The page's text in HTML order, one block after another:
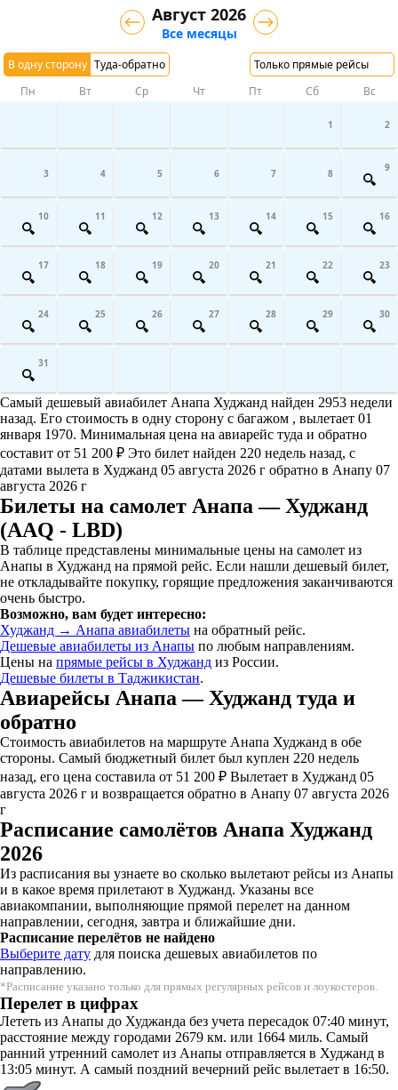
В одну сторону Туда-обратно Только прямые рейсы
Август 2026
Все месяцы
Пн Вт Ср Чт Пт Сб Вс
1 2
3 4 5 6 7 8 9
10 11 12 13 14 15 16
17 18 19 20 21 22 23
24 25 26 27 28 29 30
31
Самый дешевый авиабилет Анапа Худжанд найден 2953 недели
назад. Его стоимость в одну сторону с багажом , вылетает 01
января 1970. Минимальная цена на авиарейс туда и обратно
составит от 51 200 ₽ Это билет найден 220 недель назад, с
датами вылета в Худжанд 05 августа 2026 г обратно в Анапу 07
августа 2026 г
Билеты на самолет Анапа — Худжанд
(AAQ - LBD)
В таблице представлены минимальные цены на самолет из
Анапы в Худжанд на прямой рейс. Если нашли дешевый билет,
не откладывайте покупку, горящие предложения заканчиваются
очень быстро.
Возможно, вам будет интересно:
Худжанд → Анапа авиабилеты на обратный рейс.
Дешевые авиабилеты из Анапы по любым направлениям.
Цены на прямые рейсы в Худжанд из России.
Дешевые билеты в Таджикистан.
Авиарейсы Анапа — Худжанд туда и
обратно
Стоимость авиабилетов на маршруте Анапа Худжанд в обе
стороны. Самый бюджетный билет был куплен 220 недель
назад, его цена составила от 51 200 ₽ Вылетает в Худжанд 05
августа 2026 г и возвращается обратно в Анапу 07 августа 2026
г
Расписание самолётов Анапа Худжанд
2026
Из расписания вы узнаете во сколько вылетают рейсы из Анапы
и в какое время прилетают в Худжанд. Указаны все
авиакомпании, выполняющие прямой перелет на данном
направлении, сегодня, завтра и ближайшие дни.
Расписание перелётов не найдено
Выберите дату для поиска дешевых авиабилетов по
направлению.
*Расписание указано только для прямых регулярных рейсов и лоукостеров.
Перелет в цифрах
Лететь из Анапы до Худжанда без учета пересадок 07:40 минут,
расстояние между городами 2679 км. или 1664 миль. Самый
ранний утренний самолет из Анапы отправляется в Худжанд в
13:05 минут. А самый поздний вечерний рейс вылетает в 16:50.